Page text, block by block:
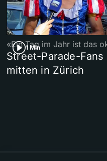
1 Min
«Ein Tag im Jahr ist das
Street-Parade-Fans
mitten in Zürich